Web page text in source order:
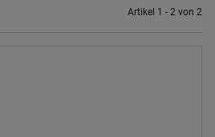
Artikel 1 - 2 von 2